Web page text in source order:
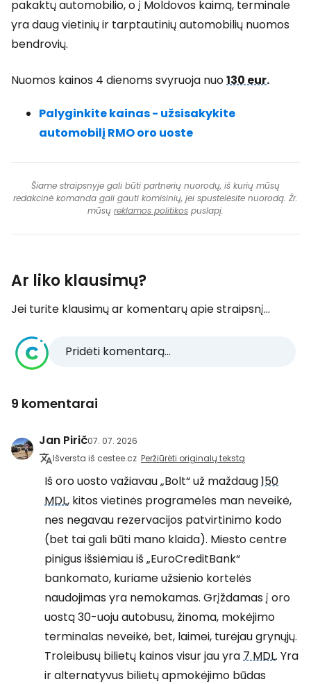
pakaktų automobilio, o į Moldovos kaimą, terminale
yra daug vietinių ir tarptautinių automobilių nuomos
bendrovių.
Nuomos kainos 4 dienoms svyruoja nuo130 eur.
Palyginkite kainas - užsisakykite
automobilį RMO oro uoste
Šiame straipsnyje gali būti partnerių nuorodų, iš kurių mūsų
redakcinė komanda gali gauti komisinių, jei spustelėsite nuorodą. Žr.
mūsų reklamos politikos puslapį.
Ar liko klausimų?
Jei turite klausimų ar komentarų apie straipsnį...
Pridėti komentarą...
9 komentarai
Jan Pirič07. 07. 2026
Išversta iš cestee.cz Peržiūrėti originalų tekstą
Iš oro uosto važiavau „Bolt“ už maždaug150
MDL, kitos vietinės programėlės man neveikė,
nes negavau rezervacijos patvirtinimo kodo
(bet tai gali būti mano klaida). Miesto centre
pinigus išsiėmiau iš „EuroCreditBank“
bankomato, kuriame užsienio kortelės
naudojimas yra nemokamas. Grįždamas į oro
uostą 30-uoju autobusu, žinoma, mokėjimo
terminalas neveikė, bet, laimei, turėjau grynųjų.
Troleibusų bilietų kainos visur jau yra7 MDL. Yra
ir alternatyvus bilietų apmokėjimo būdas